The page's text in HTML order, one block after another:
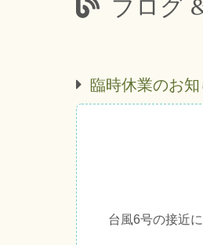
ブログ
臨時休業のお知
台風6号の接近